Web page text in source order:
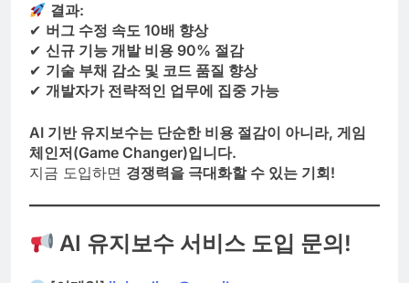
결과:
✔ 버그 수정 속도 10배 향상
✔ 신규 기능 개발 비용 90% 절감
✔ 기술 부채 감소 및 코드 품질 향상
✔ 개발자가 전략적인 업무에 집중 가능
AI 기반 유지보수는 단순한 비용 절감이 아니라, 게임
체인저(Game Changer)입니다.
지금 도입하면 경쟁력을 극대화할 수 있는 기회!
AI 유지보수 서비스 도입 문의!